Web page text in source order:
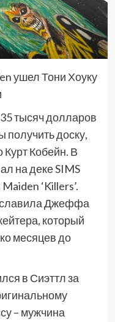
ушел Тони Хоуку
тысяч долларов
получить доску,
Кобейн. В
на деке SIMS
‘Killers’.
Джеффа
который
месяцев до
в Сиэттл за
– мужчина